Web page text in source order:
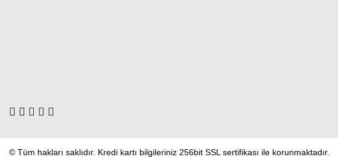
© Tüm hakları saklıdır. Kredi kartı bilgileriniz 256bit SSL sertifikası ile korunmaktadır.